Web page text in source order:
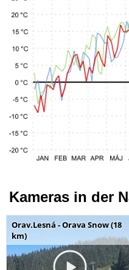
Kameras in der
Orav.Lesná - Orava Snow (18
km)